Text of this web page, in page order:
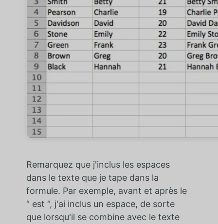
Remarquez que j'inclus les espaces
dans le texte que je tape dans la
formule. Par exemple, avant et après le
“ est “, j'ai inclus un espace, de sorte
que lorsqu'il se combine avec le texte